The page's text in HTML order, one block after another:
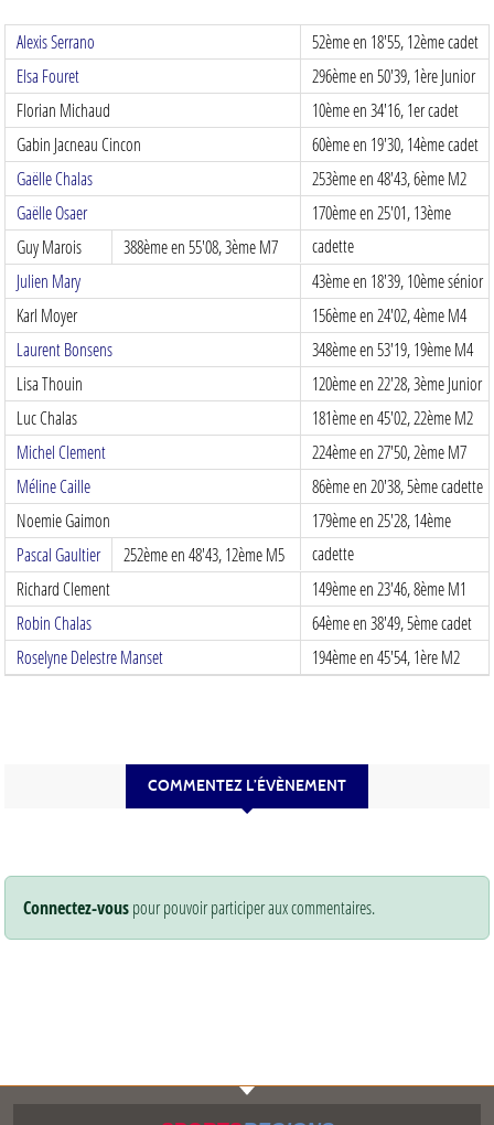
Alexis Serrano
52ème en 18'55, 12ème cadet
Elsa Fouret
296ème en 50'39, 1ère Junior
Florian Michaud
10ème en 34'16, 1er cadet
Gabin Jacneau Cincon
60ème en 19'30, 14ème cadet
Gaëlle Chalas
253ème en 48'43, 6ème M2
Gaëlle Osaer
170ème en 25'01, 13ème
cadette
Guy Marois
388ème en 55'08, 3ème M7
Julien Mary
43ème en 18'39, 10ème sénior
Karl Moyer
156ème en 24'02, 4ème M4
Laurent Bonsens
348ème en 53'19, 19ème M4
Lisa Thouin
120ème en 22'28, 3ème Junior
Luc Chalas
181ème en 45'02, 22ème M2
Michel Clement
224ème en 27'50, 2ème M7
Méline Caille
86ème en 20'38, 5ème cadette
Noemie Gaimon
179ème en 25'28, 14ème
cadette
Pascal Gaultier
252ème en 48'43, 12ème M5
Richard Clement
149ème en 23'46, 8ème M1
Robin Chalas
64ème en 38'49, 5ème cadet
Roselyne Delestre Manset
194ème en 45'54, 1ère M2
COMMENTEZ L’ÉVÈNEMENT
Connectez-vouspour pouvoir participer aux commentaires.